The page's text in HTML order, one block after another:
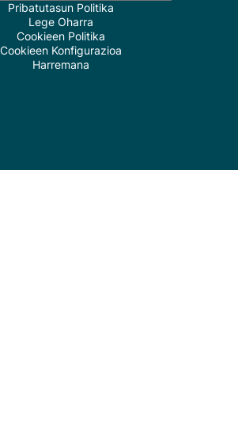
Pribatutasun Politika
Lege Oharra
Cookieen Politika
Cookieen Konfigurazioa
Harremana